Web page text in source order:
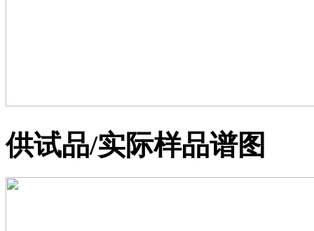
供试品/实际样品谱图